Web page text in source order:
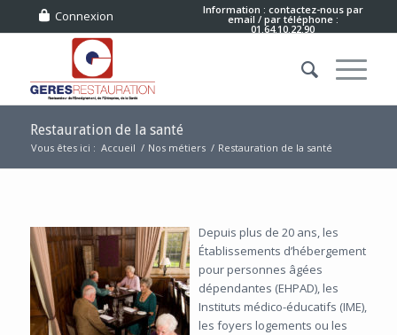
Connexion Information : contactez-nous par
email / par téléphone :
01.64.10.22.90
Restauration de la santé
Vous êtes ici : Accueil / Nos métiers / Restauration de la santé
Depuis plus de 20 ans, les
Établissements d’hébergement
pour personnes âgées
dépendantes (EHPAD), les
Instituts médico-éducatifs (IME),
les foyers logements ou les